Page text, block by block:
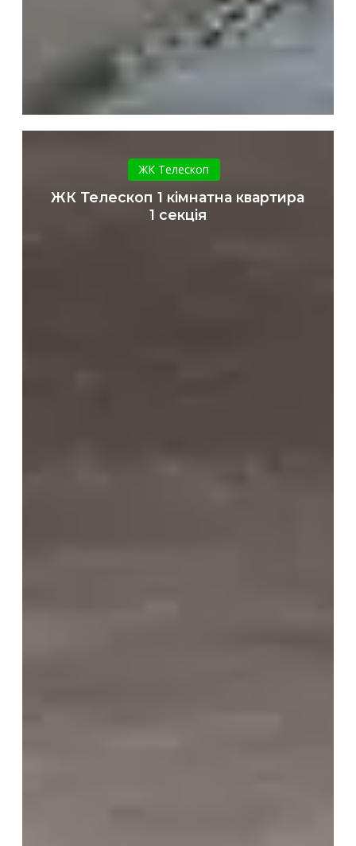
Телескоп
1
кімнатна
квартира
ЖК Телескоп
ЖК Телескоп 1 кімнатна квартира
1 секція